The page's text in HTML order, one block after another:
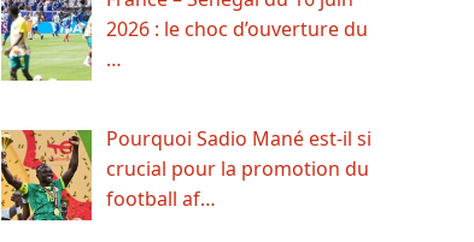
2026 : le choc d’ouverture du
…
Pourquoi Sadio Mané est-il si
crucial pour la promotion du
football af…